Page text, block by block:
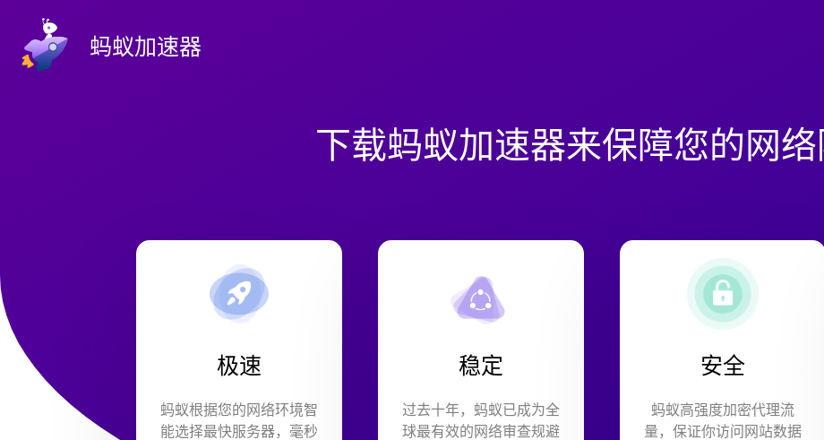
蚂蚁加速器
下载蚂蚁加速器来保障您的网
极速
蚂蚁根据您的网络环境智
能选择最快服务器，毫秒
稳定
过去十年，蚂蚁已成为全
球最有效的网络审查规避
安全
蚂蚁高强度加密代理流
量，保证你访问网站数据